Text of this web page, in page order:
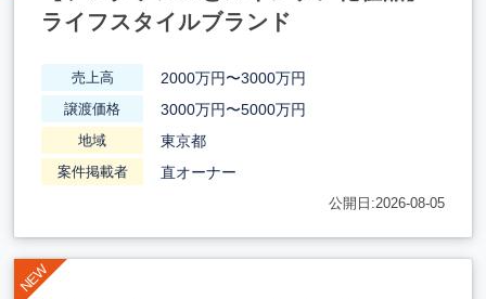
ライフスタイルブランド
売上高 2000万円〜3000万円
譲渡価格 3000万円〜5000万円
地域 東京都
案件掲載者 直オーナー
公開日:2026-08-05